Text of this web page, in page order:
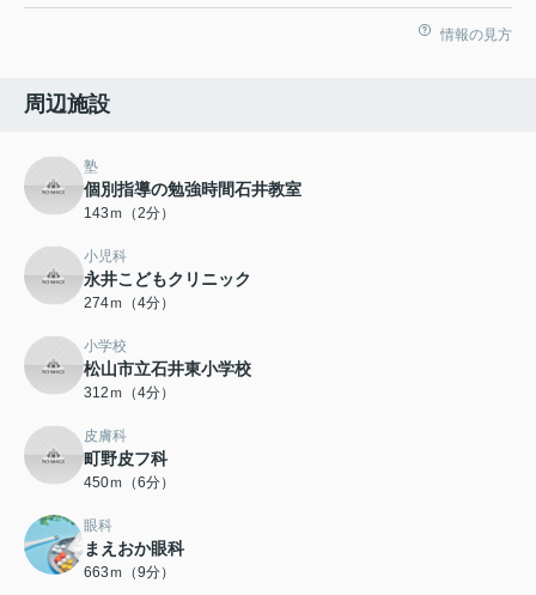
情報の見方
周辺施設
塾
個別指導の勉強時間石井教室
143ｍ（2分）
小児科
永井こどもクリニック
274ｍ（4分）
小学校
松山市立石井東小学校
312ｍ（4分）
皮膚科
町野皮フ科
450ｍ（6分）
眼科
まえおか眼科
663ｍ（9分）